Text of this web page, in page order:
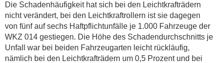
Die Schadenhäufigkeit hat sich bei den Leichtkrafträdern
nicht verändert, bei den Leichtkraftrollern ist sie dagegen
von fünf auf sechs Haftpflichtunfälle je 1.000 Fahrzeuge der
WKZ 014 gestiegen. Die Höhe des Schadendurchschnitts je
Unfall war bei beiden Fahrzeugarten leicht rückläufig,
nämlich bei den Leichtkrafträdern um 0,5 Prozent und bei